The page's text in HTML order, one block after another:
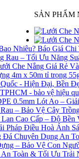
SẢN PHẨM